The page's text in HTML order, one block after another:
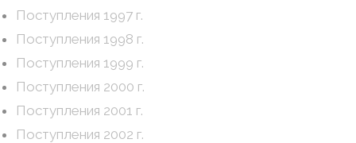
Поступления 1997 г.
Поступления 1998 г.
Поступления 1999 г.
Поступления 2000 г.
Поступления 2001 г.
Поступления 2002 г.